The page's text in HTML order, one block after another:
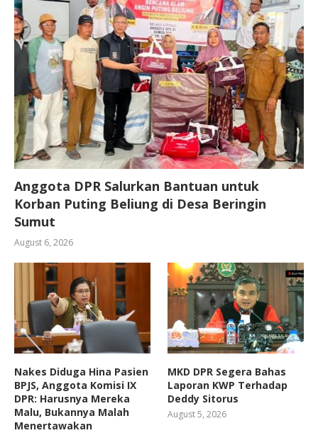
Anggota DPR Salurkan Bantuan untuk
Korban Puting Beliung di Desa Beringin
Sumut
August 6, 2026
Nakes Diduga Hina Pasien
BPJS, Anggota Komisi IX
DPR: Harusnya Mereka
Malu, Bukannya Malah
Menertawakan
MKD DPR Segera Bahas
Laporan KWP Terhadap
Deddy Sitorus
August 5, 2026